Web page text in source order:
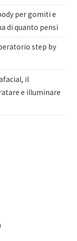
per gomiti e
di quanto pensi
step by
il
e illuminare